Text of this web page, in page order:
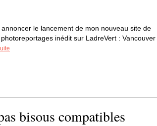
le lancement de mon nouveau site de
inédit sur LadreVert : Vancouver
bisous compatibles